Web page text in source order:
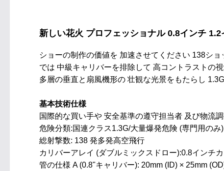
新しい花火 プロフェッショナル 0.8インチ
ショーの制作の価値を 加速させてください 138シ
では 中級キャリバーを排除して 高コントラストの
多層の垂直と扇風機形の 壮観な光景をもたらし
基本技術仕様
国際的な買い手や 安全基準の遵守担当者 及び物流
危険分類:国連クラス1.3G/大量爆発危険 (専門用のみ)
総射撃数: 138 発多発高空飛行
カリバーアレイ (ダブルミックスドロー):0.8インチ
管の仕様 A (0.8"キャリバー): 20mm (ID) × 25mm